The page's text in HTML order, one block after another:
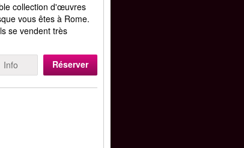
collection d'œuvres
vous êtes à Rome.
se vendent très
Info Réserver